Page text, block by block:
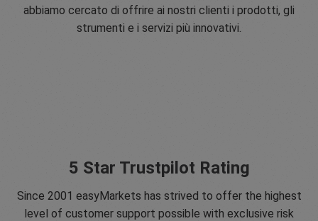
abbiamo cercato di offrire ai nostri clienti i prodotti, gli
strumenti e i servizi più innovativi.
5 Star Trustpilot Rating
Since 2001 easyMarkets has strived to offer the highest
level of customer support possible with exclusive risk